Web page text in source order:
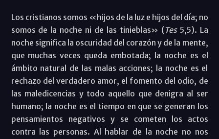
Los cristianos somos «hijos de la luz e hijos del día; no
somos de la noche ni de las tinieblas» (Tes5,5). La
noche significa la oscuridad del corazón y de la mente,
que muchas veces queda embotada; la noche es el
ámbito natural de las malas acciones; la noche es el
rechazo del verdadero amor, el fomento del odio, de
las maledicencias y todo aquello que denigra al ser
humano; la noche es el tiempo en que se generan los
pensamientos negativos y se cometen los actos
contra las personas. Al hablar de la noche no nos